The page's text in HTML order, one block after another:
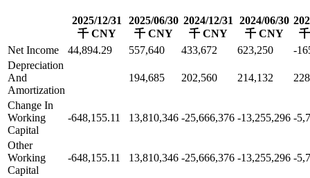
2025/12/31
千 CNY
2025/06/30
千 CNY
2024/12/31
千 CNY
2024/06/30
千 CNY
Net Income
44,894.29 557,640 433,672 623,250
-
Depreciation
And
Amortization
194,685 202,560 214,132
Change In
Working
Capital
-648,155.11 13,810,346 -25,666,376 -13,255,296 -
Other
Working
Capital
-648,155.11 13,810,346 -25,666,376 -13,255,296 -